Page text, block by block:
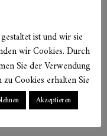
ist und wir sie
wir Cookies. Durch
Sie der Verwendung
Cookies erhalten Sie
Akzeptieren